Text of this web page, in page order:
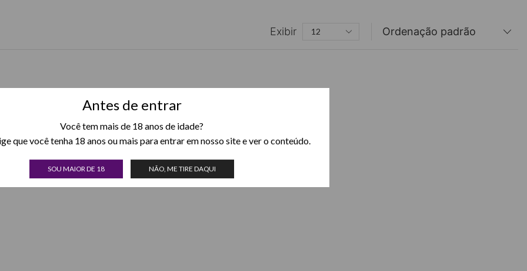
Antes de entrar
Você tem mais de 18 anos de idade?
que você tenha 18 anos ou mais para entrar em nosso site e ver o conteúdo.
SOU MAIOR DE 18 NÃO, ME TIRE DAQUI
Exibir